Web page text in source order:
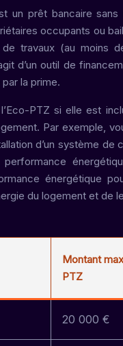
un prêt bancaire
occupants ou
travaux (au moins
d’un outil de
la prime.
PTZ si elle est
Par exemple,
d’un système
énergétique
du logement et de
Montant
PTZ
20 000 €